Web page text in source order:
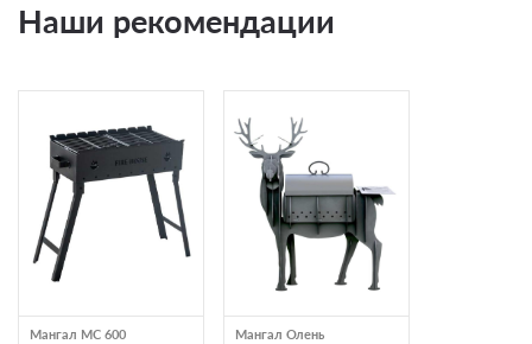
Наши рекомендации
Мангал МС 600 Мангал Олень